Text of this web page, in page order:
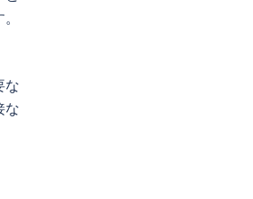
な
な